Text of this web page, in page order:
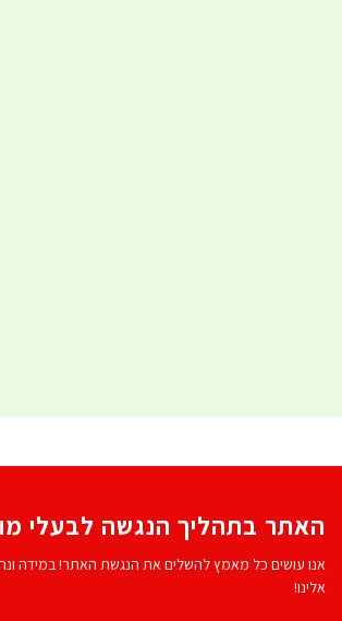
האתר בתהליך הנגשה לבעלי
אנו עושים כל מאמץ להשלים את הנגשת האתר! במידה
אלינו!